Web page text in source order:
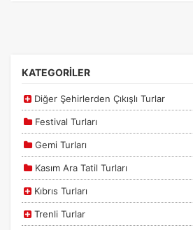
ÇEREZ KULLANIM AYARLARINIZ
KATEGORİLER
Diğer Şehirlerden Çıkışlı Turlar
Festival Turları
Gemi Turları
Kasım Ara Tatil Turları
Kıbrıs Turları
Trenli Turlar